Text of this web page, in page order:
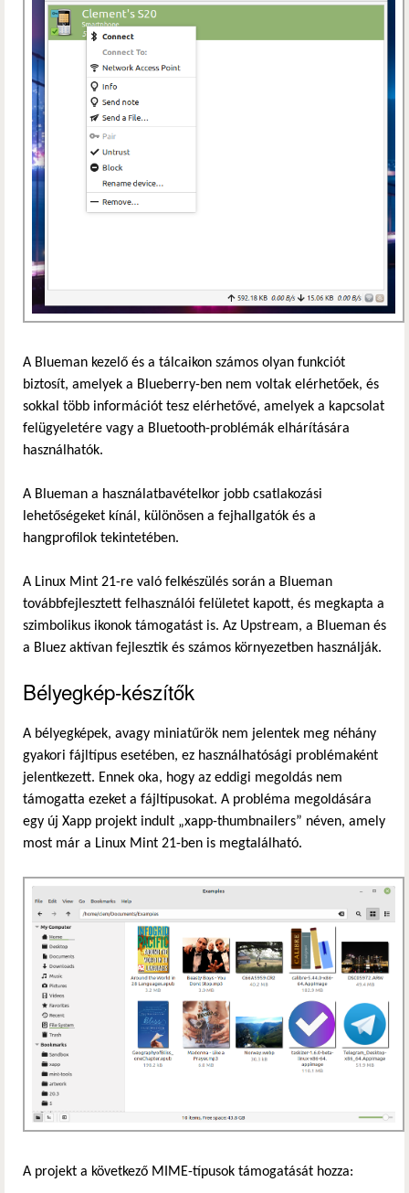
A Blueman kezelő és a tálcaikon számos olyan funkciót
biztosít, amelyek a Blueberry-ben nem voltak elérhetőek, és
sokkal több információt tesz elérhetővé, amelyek a kapcsolat
felügyeletére vagy a Bluetooth-problémák elhárítására
használhatók.
A Blueman a használatbavételkor jobb csatlakozási
lehetőségeket kínál, különösen a fejhallgatók és a
hangprofilok tekintetében.
A Linux Mint 21-re való felkészülés során a Blueman
továbbfejlesztett felhasználói felületet kapott, és megkapta a
szimbolikus ikonok támogatást is. Az Upstream, a Blueman és
a Bluez aktívan fejlesztik és számos környezetben használják.
Bélyegkép-készítők
A bélyegképek, avagy miniatűrök nem jelentek meg néhány
gyakori fájltípus esetében, ez használhatósági problémaként
jelentkezett. Ennek oka, hogy az eddigi megoldás nem
támogatta ezeket a fájltípusokat. A probléma megoldására
egy új Xapp projekt indult „xapp-thumbnailers” néven, amely
most már a Linux Mint 21-ben is megtalálható.
A projekt a következő MIME-típusok támogatását hozza: